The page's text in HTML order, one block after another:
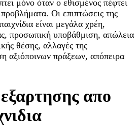
μόνο όταν ο εθισμένος πέφτει
Οι επιπτώσεις της
είναι μεγάλα χρέη,
προσωπική υποβάθμιση, απώλεια
θέσης, αλλαγές της
αξιόποινων πράξεων, απόπειρα
απο